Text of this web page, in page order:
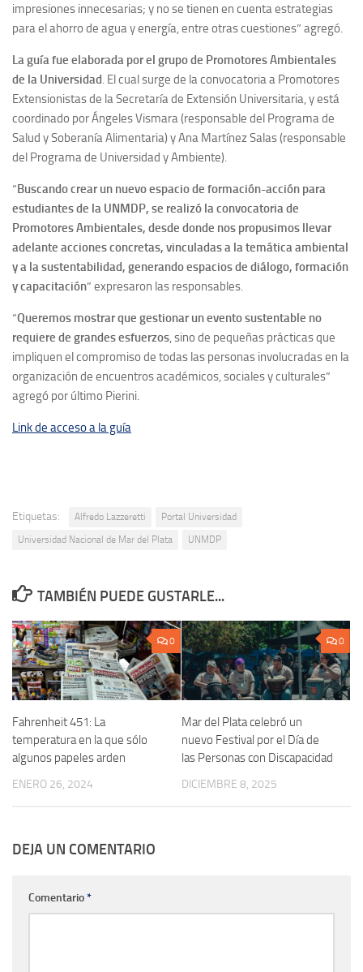
impresiones innecesarias; y no se tienen en cuenta estrategias
para el ahorro de agua y energía, entre otras cuestiones” agregó.
La guía fue elaborada por el grupo de Promotores Ambientales
de la Universidad. El cual surge de la convocatoria a Promotores
Extensionistas de la Secretaría de Extensión Universitaria, y está
coordinado por Ángeles Vismara (responsable del Programa de
Salud y Soberanía Alimentaria) y Ana Martínez Salas (responsable
del Programa de Universidad y Ambiente).
“Buscando crear un nuevo espacio de formación-acción para
estudiantes de la UNMDP, se realizó la convocatoria de
Promotores Ambientales, desde donde nos propusimos llevar
adelante acciones concretas, vinculadas a la temática ambiental
y a la sustentabilidad, generando espacios de diálogo, formación
y capacitación” expresaron las responsables.
“Queremos mostrar que gestionar un evento sustentable no
requiere de grandes esfuerzos, sino de pequeñas prácticas que
impliquen el compromiso de todas las personas involucradas en la
organización de encuentros académicos, sociales y culturales”
agregó por último Pierini.
Link de acceso a la guía
Etiquetas: Alfredo Lazzeretti
Portal Universidad
Universidad Nacional de Mar del Plata
UNMDP
TAMBIÉN PUEDE GUSTARLE...
0
Fahrenheit 451: La
temperatura en la que sólo
algunos papeles arden
ENERO 26, 2024
0
Mar del Plata celebró un
nuevo Festival por el Día de
las Personas con Discapacidad
DICIEMBRE 8, 2025
DEJA UN COMENTARIO
Comentario*